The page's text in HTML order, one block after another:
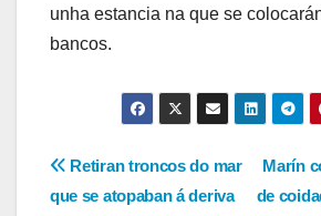
unha estancia na que se
bancos.
Navegación
Marín
de
Retiran troncos do mar
que se atopaban á deriva